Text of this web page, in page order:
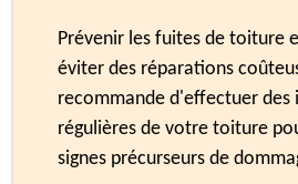
Prévenir les fuites de toiture
éviter des réparations
recommande d'effectuer des
régulières de votre toiture
signes précurseurs de